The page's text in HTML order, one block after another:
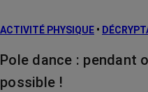
ACTIVITÉ PHYSIQUE •
Pole dance : pendant
possible !